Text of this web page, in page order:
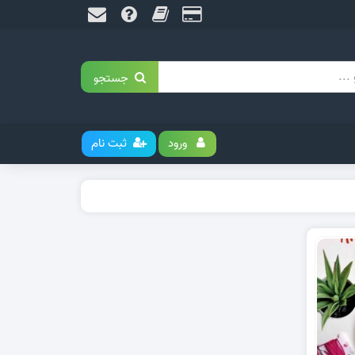
جستجو
ورود ثبت نام